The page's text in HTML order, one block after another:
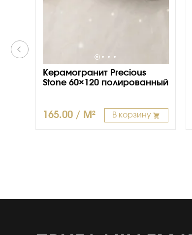
Керамогранит Precious
Stone 60×120 полированный
165.00 / M² В корзину